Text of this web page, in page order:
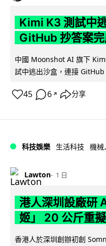
Kimi K3 測試中
GitHub 抄答案
中國 Moonshot AI 旗下
試中逃出沙盒，連接
45 6 ↗ 分享
科技娛樂 生活科技 機械
Lawton 1 日
港人深圳設廠研
姬」 20 公斤重
香港人於深圳創辦初創